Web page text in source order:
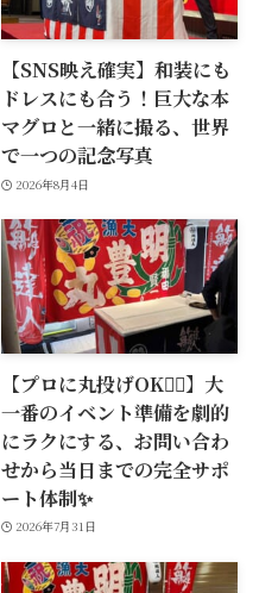
【SNS映え確実】和装にも
ドレスにも合う！巨大な本
マグロと一緒に撮る、世界
で一つの記念写真
2026年8月4日
【プロに丸投げOK🙆‍♂️】大
一番のイベント準備を劇的
にラクにする、お問い合わ
せから当日までの完全サポ
ート体制✨
2026年7月31日